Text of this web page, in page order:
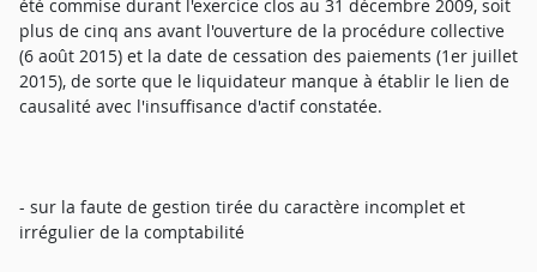
été commise durant l'exercice clos au 31 décembre 2009, soit
plus de cinq ans avant l'ouverture de la procédure collective
(6 août 2015) et la date de cessation des paiements (1er juillet
2015), de sorte que le liquidateur manque à établir le lien de
causalité avec l'insuffisance d'actif constatée.
- sur la faute de gestion tirée du caractère incomplet et
irrégulier de la comptabilité